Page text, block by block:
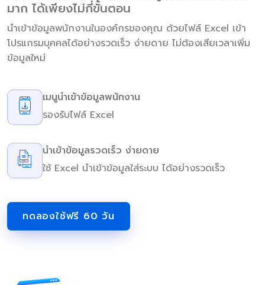
มาก ได้เพียงไม่กี่ขั้นตอน
นำเข้าข้อมูลพนักงานในองค์กรของคุณ ด้วยไฟล์ Excel เข้า
โปรแกรมบุคคลได้อย่างรวดเร็ว ง่ายดาย ไม่ต้องเสียเวลาเพิ่ม
ข้อมูลใหม่
เมนูนำเข้าข้อมูลพนักงาน
รองรับไฟล์ Excel
นำเข้าข้อมูลรวดเร็ว ง่ายดาย
ใช้ Excel นำเข้าข้อมูลใส่ระบบ ได้อย่างรวดเร็ว
ทดลองใช้ฟรี 60 วัน